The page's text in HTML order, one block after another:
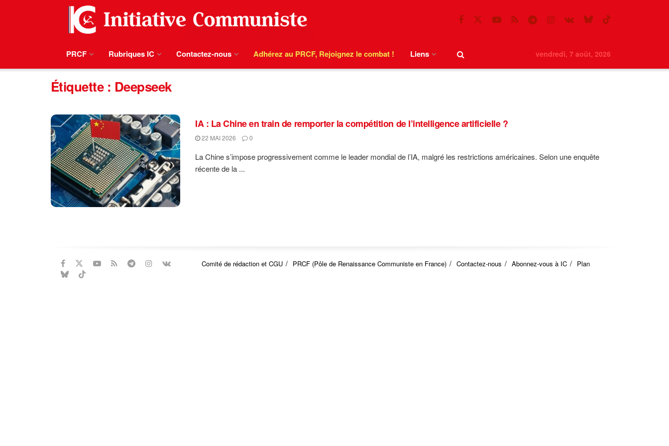
PRCF Rubriques IC Contactez-nous Adhérez au PRCF, Rejoignez le combat ! Liens vendredi, 7 août, 2026
Étiquette : Deepseek
IA : La Chine en train de remporter la compétition de l’intelligence artificielle ?
22 MAI 2026 0
La Chine s’impose progressivement comme le leader mondial de l’IA, malgré les restrictions américaines. Selon une enquête
récente de la ...
Comité de rédaction et CGU PRCF (Pôle de Renaissance Communiste en France) Contactez-nous Abonnez-vous à IC Plan